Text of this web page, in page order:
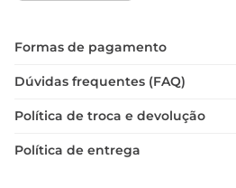
Formas de pagamento
Dúvidas frequentes (FAQ)
Política de troca e devolução
Política de entrega